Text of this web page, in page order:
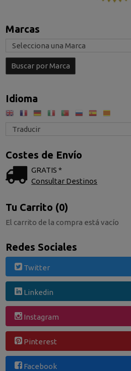
Marcas
Idioma
Costes de Envío
GRATIS *
Consultar Destinos
Tu Carrito (0)
El carrito de la compra está vacío
Redes Sociales
Twitter
Linkedin
Instagram
Pinterest
Facebook